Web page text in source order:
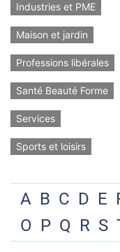
Industries et PME
Maison et jardin
Professions libérales
Santé Beauté Forme
Services
Sports et loisirs
A B C D E
O P Q R S